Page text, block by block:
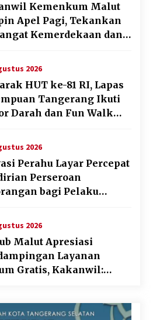
Kemenkum Malut
Apel Pagi, Tekankan
Kemerdekaan dan
2026
HUT ke-81 RI, Lapas
Tangerang Ikuti
Darah dan Fun Walk
2026
Perahu Layar Percepat
Perseroan
bagi Pelaku
2026
Malut Apresiasi
Layanan
Gratis, Kakanwil: